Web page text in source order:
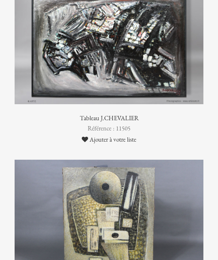
Tableau J.CHEVALIER
Référence : 11505
Ajouter à votre liste